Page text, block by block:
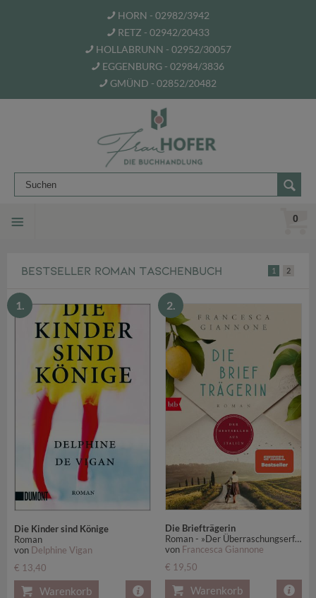
HORN - 02982/3942
RETZ - 02942/20433
HOLLABRUNN - 02952/30057
EGGENBURG - 02984/3836
GMÜND - 02852/20482
0
BESTSELLER ROMAN TASCHENBUCH 1 2
1.
Die Kinder sind Könige
Roman
von Delphine Vigan
€ 13,40
Warenkorb
2.
Die Briefträgerin
Roman - »Der Überraschungserfolg des Jahres.« Vanity Fair - SPIEGEL-Bestseller
von Francesca Giannone
€ 19,50
Warenkorb